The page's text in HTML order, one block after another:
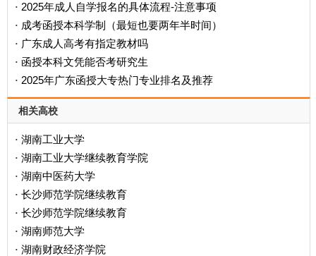
· 2025年成人自学报名的具体流程-注意事项
· 成考函授本科学制（最短也要两年半时间）
· 广东成人高考有指定教材吗
· 函授本科文凭能否考研究生
· 2025年广东函授大专热门专业排名及推荐
相关高校
· 湖南工业大学
· 湖南工业大学继续教育学院
· 湖南中医药大学
· 长沙师范学院继续教育
· 长沙师范学院继续教育
· 湖南师范大学
· 湖南财政经济学院